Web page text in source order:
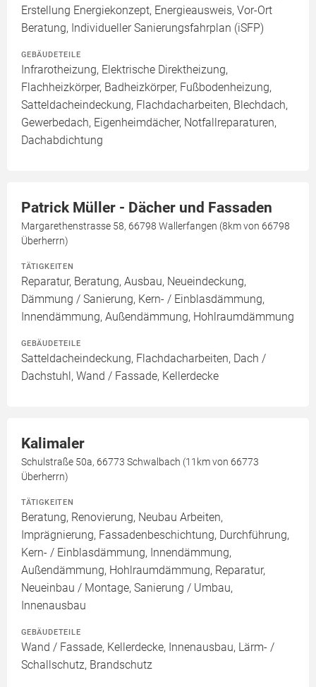
Erstellung Energiekonzept, Energieausweis, Vor-Ort
Beratung, Individueller Sanierungsfahrplan (iSFP)
GEBÄUDETEILE
Infrarotheizung, Elektrische Direktheizung,
Flachheizkörper, Badheizkörper, Fußbodenheizung,
Satteldacheindeckung, Flachdacharbeiten, Blechdach,
Gewerbedach, Eigenheimdächer, Notfallreparaturen,
Dachabdichtung
Patrick Müller - Dächer und Fassaden
Margarethenstrasse 58, 66798 Wallerfangen (8km von 66798
Überherrn)
TÄTIGKEITEN
Reparatur, Beratung, Ausbau, Neueindeckung,
Dämmung / Sanierung, Kern- / Einblasdämmung,
Innendämmung, Außendämmung, Hohlraumdämmung
GEBÄUDETEILE
Satteldacheindeckung, Flachdacharbeiten, Dach /
Dachstuhl, Wand / Fassade, Kellerdecke
Kalimaler
Schulstraße 50a, 66773 Schwalbach (11km von 66773
Überherrn)
TÄTIGKEITEN
Beratung, Renovierung, Neubau Arbeiten,
Imprägnierung, Fassadenbeschichtung, Durchführung,
Kern- / Einblasdämmung, Innendämmung,
Außendämmung, Hohlraumdämmung, Reparatur,
Neueinbau / Montage, Sanierung / Umbau,
Innenausbau
GEBÄUDETEILE
Wand / Fassade, Kellerdecke, Innenausbau, Lärm- /
Schallschutz, Brandschutz